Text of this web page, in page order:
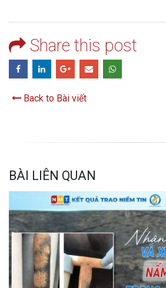
Share this post
Back to Bài viết
BÀI LIÊN QUAN